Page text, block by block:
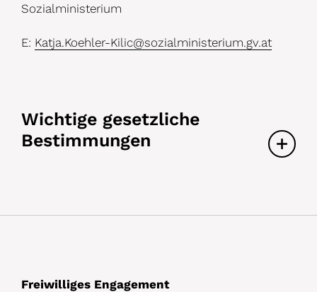
Sozialministerium
E: Katja.Koehler-Kilic@sozialministerium.gv.at
Wichtige gesetzliche
Bestimmungen
Freiwilliges Engagement